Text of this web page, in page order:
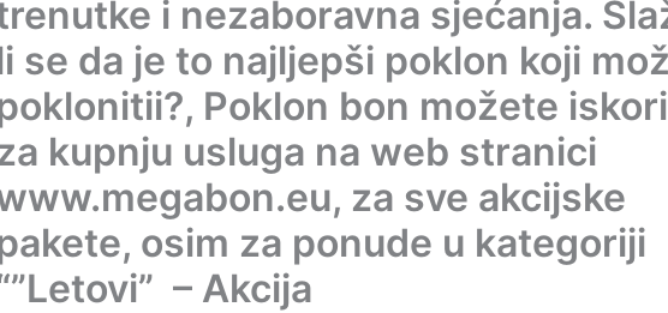
i nezaboravna sjećanja.
se da je to najljepši poklon koji
Poklon bon možete
kupnju usluga na web stranici
za sve akcijske
osim za ponude u kategoriji
– Akcija